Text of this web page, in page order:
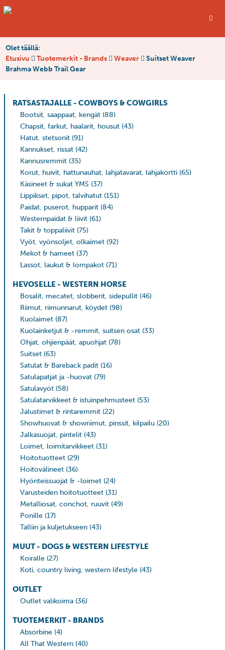
Olet täällä:
Etusivu
Tuotemerkit - Brands Weaver
Suitset Weaver
Brahma Webb Trail Gear
RATSASTAJALLE - COWBOYS & COWGIRLS
Bootsit, saappaat, kengät (88)
Chapsit, farkut, haalarit, housut (43)
Hatut, stetsonit (91)
Kannukset, rissat (42)
Kannusremmit (35)
Korut, huivit, hattunauhat, lahjatavarat, lahjakortti (65)
Käsineet & sukat YMS (37)
Lippikset, pipot, talvihatut (151)
Paidat, puserot, hupparit (84)
Westernpaidat & liivit (61)
Takit & toppaliivit (75)
Vyöt, vyönsoljet, olkaimet (92)
Mekot & hameet (37)
Lassot, laukut & lompakot (71)
HEVOSELLE - WESTERN HORSE
Bosalit, mecatet, slobberit, sidepullit (46)
Riimut, riimunnarut, köydet (98)
Kuolaimet (87)
Kuolainketjut & -remmit, suitsen osat (33)
Ohjat, ohjienpäät, apuohjat (78)
Suitset (63)
Satulat & Bareback padit (16)
Satulapatjat ja -huovat (79)
Satulavyöt (58)
Satulatarvikkeet & istuinpehmusteet (53)
Jalustimet & rintaremmit (22)
Showhuovat & showriimut, pinssit, kilpailu (20)
Jalkasuojat, pintelit (43)
Loimet, loimitarvikkeet (31)
Hoitotuotteet (29)
Hoitovälineet (36)
Hyönteissuojat & -loimet (24)
Varusteiden hoitotuotteet (31)
Metalliosat, conchot, ruuvit (49)
Ponille (17)
Talliin ja kuljetukseen (43)
MUUT - DOGS & WESTERN LIFESTYLE
Koiralle (27)
Koti, country living, western lifestyle (43)
OUTLET
Outlet valikoima (36)
TUOTEMERKIT - BRANDS
Absorbine (4)
All That Western (40)